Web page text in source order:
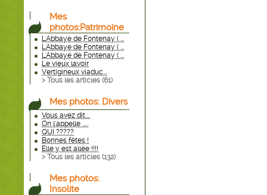
Mes
photos:Patrimoine
L'Abbaye de Fontenay ( ...
L'Abbaye de Fontenay ( ...
L'Abbaye de Fontenay ( ...
Le vieux lavoir
Vertigineux viaduc...
> Tous les articles (61)
Mes photos: Divers
Vous avez dit....
On l'appelle .....
QUI ?????
Bonnes fêtes !
Elle y est allée !!!!
> Tous les articles (132)
Mes photos:
Insolite